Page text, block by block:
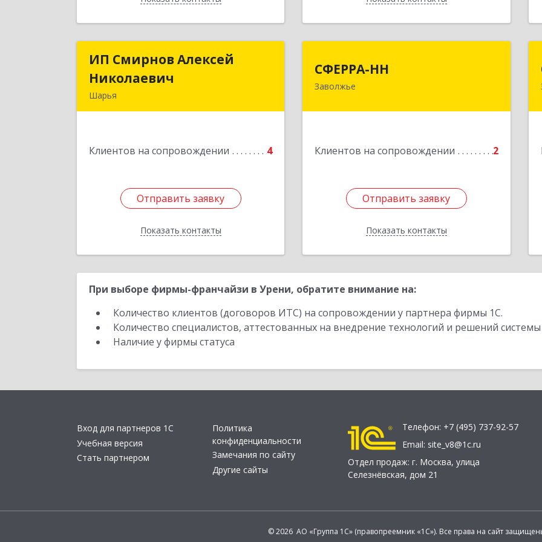
ИП Смирнов Алексей
Николаевич
Шарья
Клиентов на сопровождении 4
Отправить заявку
Показать контакты
ИП Смирнов Алексей
Отправить заявку
Назад
СФЕРРА-НН
Заволжье
Клиентов на сопровождении 2
Отправить заявку
Показать контакты
Отправить заявку
Назад
При выборе фирмы-франчайзи в Урени, обратите внимание на:
Количество клиентов (договоров ИТС) на сопровождении у партнера фирмы 1С.
Количество специалистов, аттестованных на внедрение технологий и решений
Наличие у фирмы статуса
Вход для партнеров 1С
Учебная версия
Стать партнером
Политика
конфиденциальности
Замечания по сайту
Другие сайты
Телефон: +7 (495) 737-92-57
Email: site_v8@1c.ru
Отдел продаж: г. Москва, улица
Селезнёвская, дом 21
© 2026 АО «Группа 1С» (правопреемник «1С»). Все права на сайт